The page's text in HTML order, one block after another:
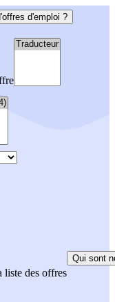
d'emploi ?
liste des offres
Qui sont